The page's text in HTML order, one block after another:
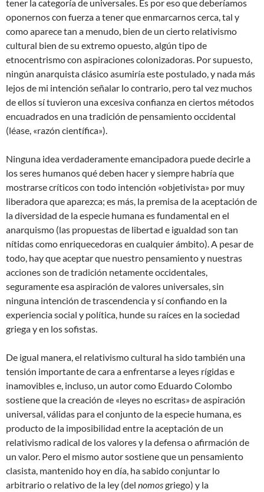
tener la categoría de universales. Es por eso que deberíamos
oponernos con fuerza a tener que enmarcarnos cerca, tal y
como aparece tan a menudo, bien de un cierto relativismo
cultural bien de su extremo opuesto, algún tipo de
etnocentrismo con aspiraciones colonizadoras. Por supuesto,
ningún anarquista clásico asumiría este postulado, y nada más
lejos de mi intención señalar lo contrario, pero tal vez muchos
de ellos sí tuvieron una excesiva confianza en ciertos métodos
encuadrados en una tradición de pensamiento occidental
(léase, «razón científica»).
Ninguna idea verdaderamente emancipadora puede decirle a
los seres humanos qué deben hacer y siempre habría que
mostrarse críticos con todo intención «objetivista» por muy
liberadora que aparezca; es más, la premisa de la aceptación de
la diversidad de la especie humana es fundamental en el
anarquismo (las propuestas de libertad e igualdad son tan
nítidas como enriquecedoras en cualquier ámbito). A pesar de
todo, hay que aceptar que nuestro pensamiento y nuestras
acciones son de tradición netamente occidentales,
seguramente esa aspiración de valores universales, sin
ninguna intención de trascendencia y sí confiando en la
experiencia social y política, hunde su raíces en la sociedad
griega y en los sofistas.
De igual manera, el relativismo cultural ha sido también una
tensión importante de cara a enfrentarse a leyes rígidas e
inamovibles e, incluso, un autor como Eduardo Colombo
sostiene que la creación de «leyes no escritas» de aspiración
universal, válidas para el conjunto de la especie humana, es
producto de la imposibilidad entre la aceptación de un
relativismo radical de los valores y la defensa o afirmación de
un valor. Pero el mismo autor sostiene que un pensamiento
clasista, mantenido hoy en día, ha sabido conjuntar lo
arbitrario o relativo de la ley (del nomosgriego) y la